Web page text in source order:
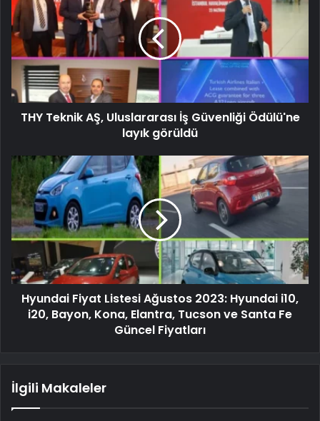
THY Teknik AŞ, Uluslararası İş Güvenliği Ödülü'ne
layık görüldü
Hyundai Fiyat Listesi Ağustos 2023: Hyundai i10,
i20, Bayon, Kona, Elantra, Tucson ve Santa Fe
Güncel Fiyatları
İlgili Makaleler